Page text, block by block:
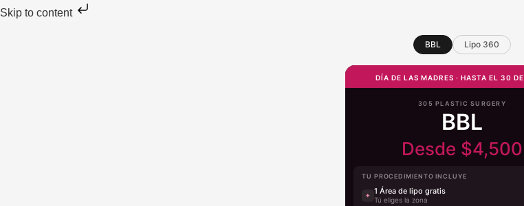
Skip to content
BBL Lipo 360
DÍA DE LAS MADRES · HASTA EL 30
305 PLASTIC SURGERY
BBL
Desde $4,500
TU PROCEDIMIENTO INCLUYE
✦ 1 Área de lipo gratis
Tú eliges la zona